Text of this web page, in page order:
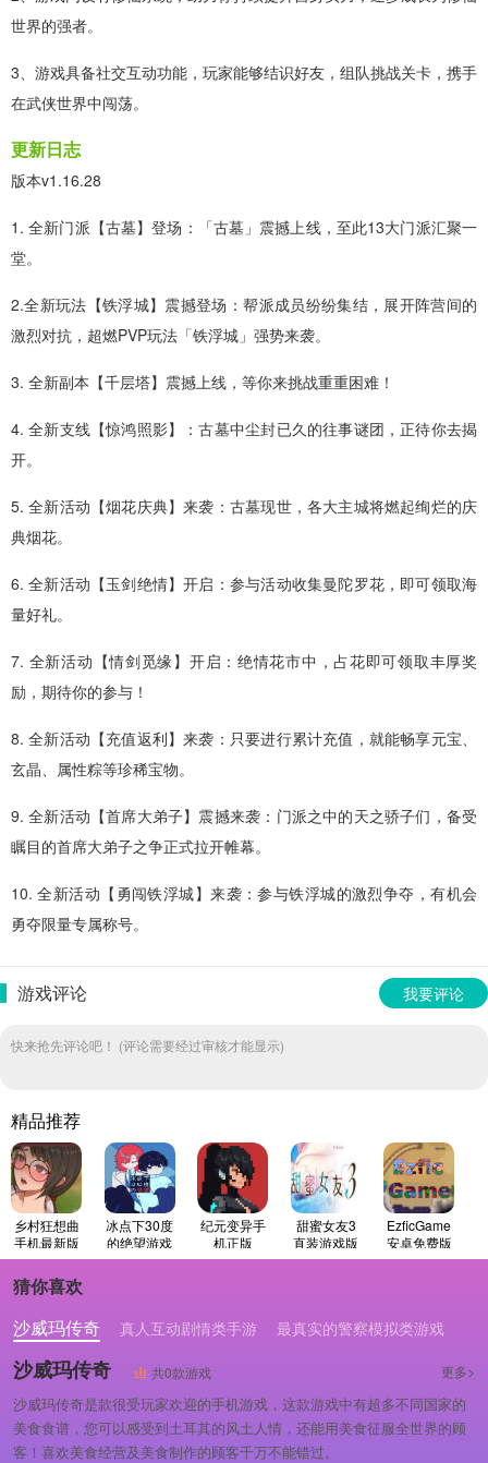
世界的强者。
3、游戏具备社交互动功能，玩家能够结识好友，组队挑战关卡，携手
在武侠世界中闯荡。
更新日志
版本v1.16.28
1. 全新门派【古墓】登场：「古墓」震撼上线，至此13大门派汇聚一
堂。
2.全新玩法【铁浮城】震撼登场：帮派成员纷纷集结，展开阵营间的
激烈对抗，超燃PVP玩法「铁浮城」强势来袭。
3. 全新副本【千层塔】震撼上线，等你来挑战重重困难！
4. 全新支线【惊鸿照影】：古墓中尘封已久的往事谜团，正待你去揭
开。
5. 全新活动【烟花庆典】来袭：古墓现世，各大主城将燃起绚烂的庆
典烟花。
6. 全新活动【玉剑绝情】开启：参与活动收集曼陀罗花，即可领取海
量好礼。
7. 全新活动【情剑觅缘】开启：绝情花市中，占花即可领取丰厚奖
励，期待你的参与！
8. 全新活动【充值返利】来袭：只要进行累计充值，就能畅享元宝、
玄晶、属性粽等珍稀宝物。
9. 全新活动【首席大弟子】震撼来袭：门派之中的天之骄子们，备受
瞩目的首席大弟子之争正式拉开帷幕。
10. 全新活动【勇闯铁浮城】来袭：参与铁浮城的激烈争夺，有机会
勇夺限量专属称号。
游戏评论 我要评论
快来抢先评论吧！ (评论需要经过审核才能显示)
精品推荐
乡村狂想曲
手机最新版
冰点下30度
的绝望游戏
官方最新版
纪元变异手
机正版
甜蜜女友3
直装游戏版
EzficGame
安卓免费版
猜你喜欢
沙威玛传奇
真人互动剧情类手游 最真实的警察模拟类游戏
沙威玛传奇 共0款游戏 更多>
沙威玛传奇是款很受玩家欢迎的手机游戏，这款游戏中有超多不同国家的
美食食谱，您可以感受到土耳其的风土人情，还能用美食征服全世界的顾
客！喜欢美食经营及美食制作的顾客千万不能错过。